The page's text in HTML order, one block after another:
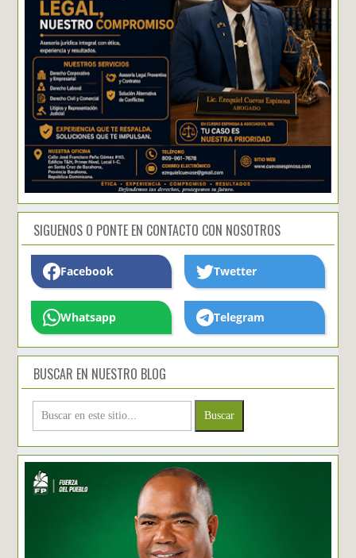
SIGUENOS O PONTE EN CONTACTO CON NOSOTROS
Facebook Twetter
Whatsapp Telegram
BUSCAR EN NUESTRO BLOG